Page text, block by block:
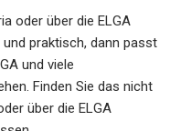
oder über die ELGA
praktisch, dann passt
und viele
Finden Sie das nicht
über die ELGA